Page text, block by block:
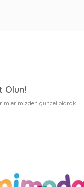
Olun!
güncel olarak